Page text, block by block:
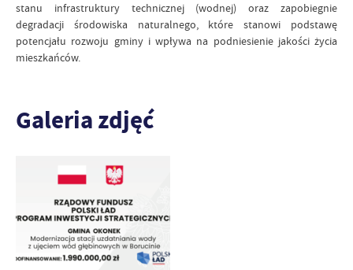
stanu infrastruktury technicznej (wodnej) oraz zapobiegnie
degradacji środowiska naturalnego, które stanowi podstawę
potencjału rozwoju gminy i wpływa na podniesienie jakości życia
mieszkańców.
Galeria zdjęć